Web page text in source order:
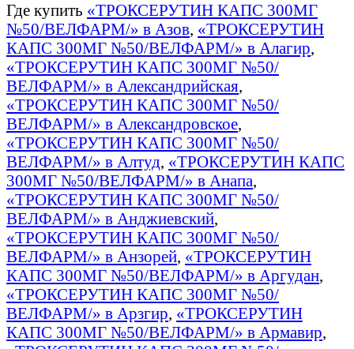
Где купить «ТРОКСЕРУТИН КАПС 300МГ
№50/ВЕЛФАРМ/» в Азов, «ТРОКСЕРУТИН
КАПС 300МГ №50/ВЕЛФАРМ/» в Алагир,
«ТРОКСЕРУТИН КАПС 300МГ №50/
ВЕЛФАРМ/» в Александрийская,
«ТРОКСЕРУТИН КАПС 300МГ №50/
ВЕЛФАРМ/» в Александровское,
«ТРОКСЕРУТИН КАПС 300МГ №50/
ВЕЛФАРМ/» в Алтуд, «ТРОКСЕРУТИН КАПС
300МГ №50/ВЕЛФАРМ/» в Анапа,
«ТРОКСЕРУТИН КАПС 300МГ №50/
ВЕЛФАРМ/» в Анджиевский,
«ТРОКСЕРУТИН КАПС 300МГ №50/
ВЕЛФАРМ/» в Анзорей, «ТРОКСЕРУТИН
КАПС 300МГ №50/ВЕЛФАРМ/» в Аргудан,
«ТРОКСЕРУТИН КАПС 300МГ №50/
ВЕЛФАРМ/» в Арзгир, «ТРОКСЕРУТИН
КАПС 300МГ №50/ВЕЛФАРМ/» в Армавир,